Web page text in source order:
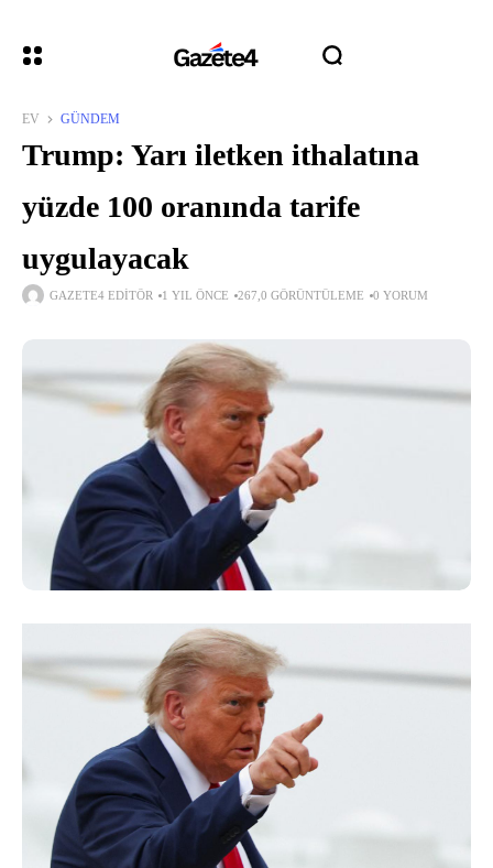
EV GÜNDEM
Trump: Yarı iletken ithalatına
yüzde 100 oranında tarife
uygulayacak
GAZETE4 EDITÖR 1 YIL ÖNCE 267,0 GÖRÜNTÜLEME 0 YORUM